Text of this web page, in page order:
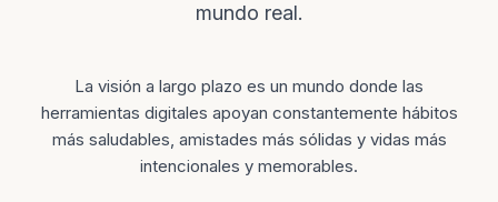
mundo real.
La visión a largo plazo es un mundo donde las
herramientas digitales apoyan constantemente hábitos
más saludables, amistades más sólidas y vidas más
intencionales y memorables.